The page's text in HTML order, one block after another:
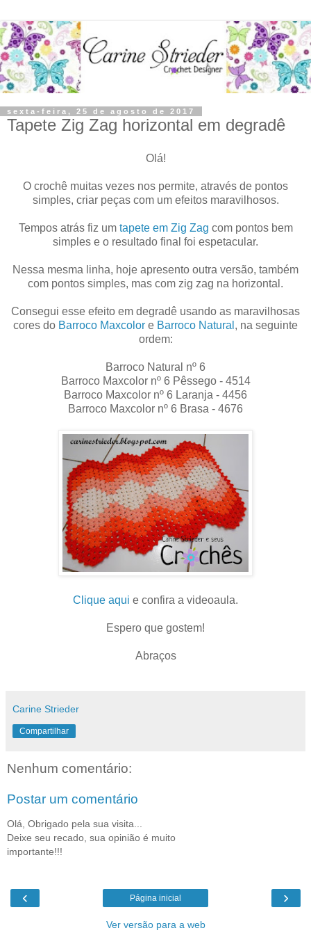
sexta-feira, 25 de agosto de 2017
Tapete Zig Zag horizontal em degradê
Olá!
O crochê muitas vezes nos permite, através de pontos
simples, criar peças com um efeitos maravilhosos.
Tempos atrás fiz um tapete em Zig Zag com pontos bem
simples e o resultado final foi espetacular.
Nessa mesma linha, hoje apresento outra versão, também
com pontos simples, mas com zig zag na horizontal.
Consegui esse efeito em degradê usando as maravilhosas
cores do Barroco Maxcolor e Barroco Natural , na seguinte
ordem:
Barroco Natural nº 6
Barroco Maxcolor nº 6 Pêssego - 4514
Barroco Maxcolor nº 6 Laranja - 4456
Barroco Maxcolor nº 6 Brasa - 4676
Clique aqui e confira a videoaula.
Espero que gostem!
Abraços
Carine Strieder
Compartilhar
Nenhum comentário:
Postar um comentário
Olá, Obrigado pela sua visita...
Deixe seu recado, sua opinião é muito
importante!!!
‹ ›
Página inicial
Ver versão para a web